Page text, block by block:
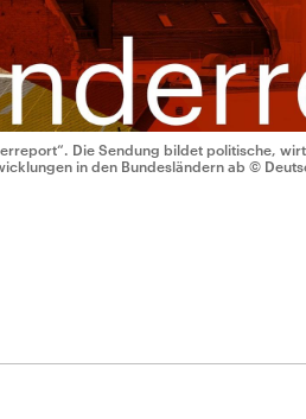
Die Sendung bildet politische,
in den Bundesländern ab ©